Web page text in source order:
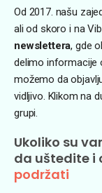
Od 2017. našu
ali od skoro i na
newslettera, gde
delimo informacije
možemo da
vidljivo. Klikom na
grupi.
Ukoliko su
da uštedite i
podržati